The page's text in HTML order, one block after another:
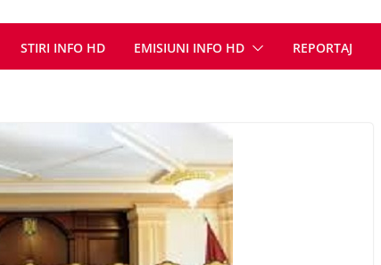
STIRI INFO HD EMISIUNI INFO HD REPORTAJ